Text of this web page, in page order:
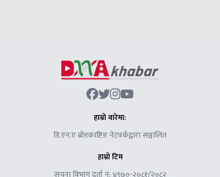
हाम्रो वारेमा:
डि.एन.ए ब्रोडकाष्टिङ नेटवर्कद्वारा सञ्चालित
हाम्रो टिम